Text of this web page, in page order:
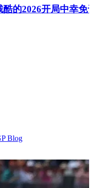
的2026开局中幸免
Blog